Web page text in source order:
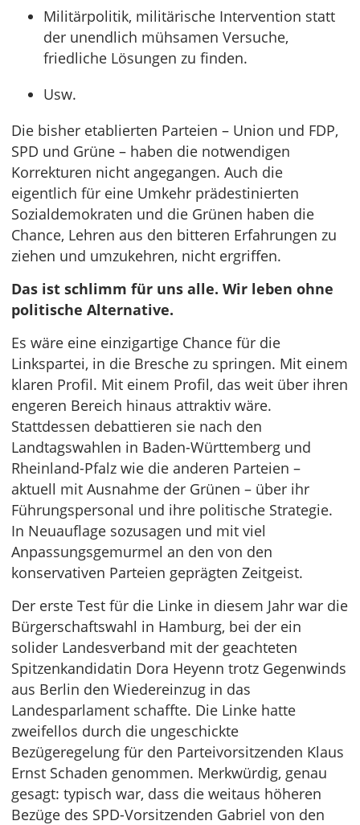
Militärpolitik, militärische Intervention statt
der unendlich mühsamen Versuche,
friedliche Lösungen zu finden.
Usw.
Die bisher etablierten Parteien – Union und FDP,
SPD und Grüne – haben die notwendigen
Korrekturen nicht angegangen. Auch die
eigentlich für eine Umkehr prädestinierten
Sozialdemokraten und die Grünen haben die
Chance, Lehren aus den bitteren Erfahrungen zu
ziehen und umzukehren, nicht ergriffen.
Das ist schlimm für uns alle. Wir leben ohne
politische Alternative.
Es wäre eine einzigartige Chance für die
Linkspartei, in die Bresche zu springen. Mit einem
klaren Profil. Mit einem Profil, das weit über ihren
engeren Bereich hinaus attraktiv wäre.
Stattdessen debattieren sie nach den
Landtagswahlen in Baden-Württemberg und
Rheinland-Pfalz wie die anderen Parteien –
aktuell mit Ausnahme der Grünen – über ihr
Führungspersonal und ihre politische Strategie.
In Neuauflage sozusagen und mit viel
Anpassungsgemurmel an den von den
konservativen Parteien geprägten Zeitgeist.
Der erste Test für die Linke in diesem Jahr war die
Bürgerschaftswahl in Hamburg, bei der ein
solider Landesverband mit der geachteten
Spitzenkandidatin Dora Heyenn trotz Gegenwinds
aus Berlin den Wiedereinzug in das
Landesparlament schaffte. Die Linke hatte
zweifellos durch die ungeschickte
Bezügeregelung für den Parteivorsitzenden Klaus
Ernst Schaden genommen. Merkwürdig, genau
gesagt: typisch war, dass die weitaus höheren
Bezüge des SPD-Vorsitzenden Gabriel von den